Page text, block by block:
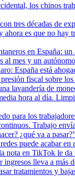
los chinos
tres décadas de
ahora es que no hay
en España: un
al mes y un
España está
fiscal sobre
lavandería de
hora al día.
para los
Trabajo
¿qué va a
puede acabar en
nota en TikTok le da
ingresos lleva a más
tratamientos y